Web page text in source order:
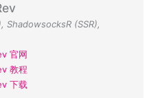
, ShadowsocksR (SSR),
官网
教程
下载